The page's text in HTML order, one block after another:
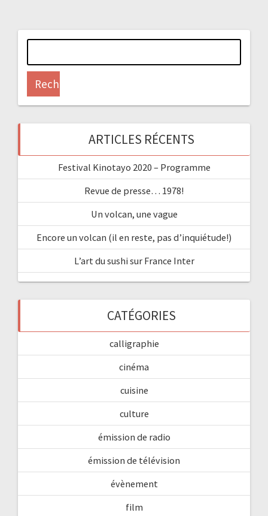
ARTICLES RÉCENTS
Festival Kinotayo 2020 – Programme
Revue de presse… 1978!
Un volcan, une vague
Encore un volcan (il en reste, pas d’inquiétude!)
L’art du sushi sur France Inter
CATÉGORIES
calligraphie
cinéma
cuisine
culture
émission de radio
émission de télévision
évènement
film